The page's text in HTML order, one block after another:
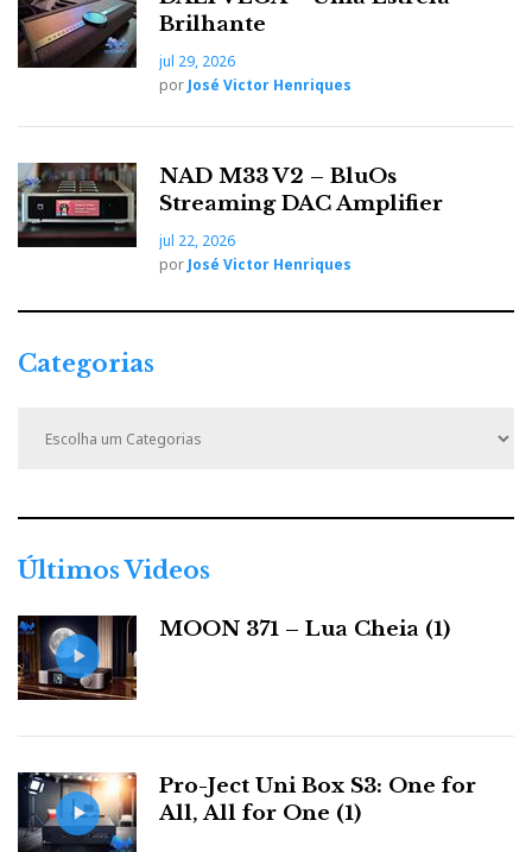
Brilhante
jul 29, 2026
por José Victor Henriques
NAD M33 V2 – BluOs
Streaming DAC Amplifier
jul 22, 2026
por José Victor Henriques
Categorias
r
i
s
Últimos Videos
MOON 371 – Lua Cheia (1)
Pro-Ject Uni Box S3: One for
All, All for One (1)